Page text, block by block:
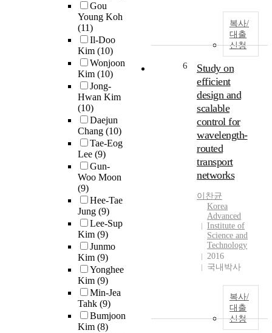
Gou
Young Koh
(11)
Il-Doo
Kim (10)
Wonjoon
Kim (10)
Jong-
Hwan Kim
(10)
Daejun
Chang (10)
Tae-Eog
Lee (9)
Gun-
Woo Moon
(9)
Hee-Tae
Jung (9)
Lee-Sup
Kim (9)
Junmo
Kim (9)
Yonghee
Kim (9)
Min-Jea
Tahk (9)
Bumjoon
Kim (8)
복사/
대출
신청
6
Study on
efficient
design and
scalable
control for
wavelength-
routed
transport
networks
이찬균
Korea
Advanced
Institute of
Science and
Technology
2016
국내박사
복사/
대출
신청